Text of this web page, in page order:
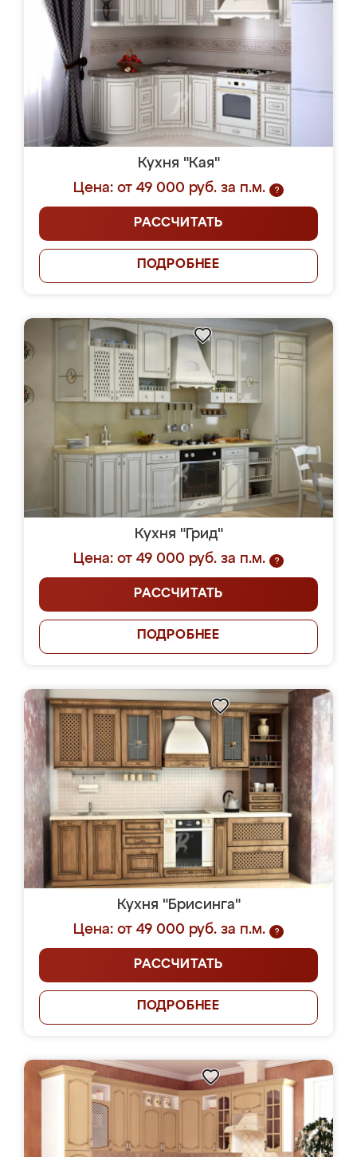
Кухня "Кая"
Цена: от 49 000 руб. за п.м.
?
РАССЧИТАТЬ
ПОДРОБНЕЕ
Кухня "Грид"
Цена: от 49 000 руб. за п.м.
?
РАССЧИТАТЬ
ПОДРОБНЕЕ
Кухня "Брисинга"
Цена: от 49 000 руб. за п.м.
?
РАССЧИТАТЬ
ПОДРОБНЕЕ